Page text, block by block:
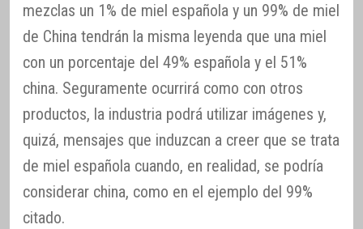
mezclas un 1% de miel española y un 99% de miel
de China tendrán la misma leyenda que una miel
con un porcentaje del 49% española y el 51%
china. Seguramente ocurrirá como con otros
productos, la industria podrá utilizar imágenes y,
quizá, mensajes que induzcan a creer que se trata
de miel española cuando, en realidad, se podría
considerar china, como en el ejemplo del 99%
citado.